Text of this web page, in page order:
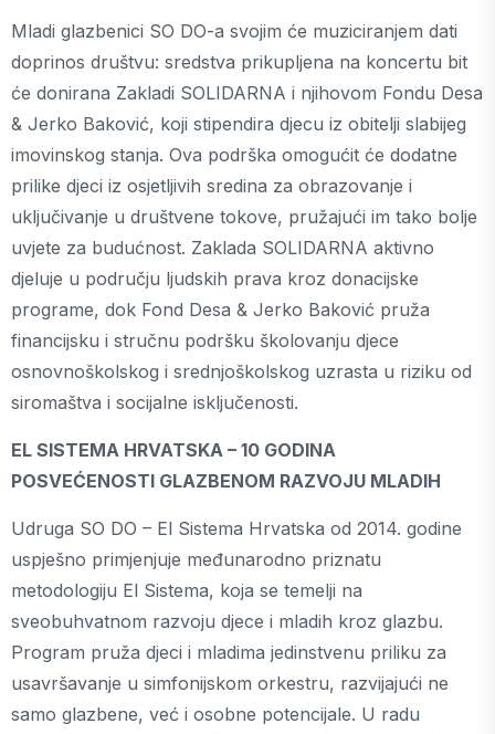
Mladi glazbenici SO DO-a svojim će muziciranjem dati
doprinos društvu: sredstva prikupljena na koncertu bit
će donirana Zakladi SOLIDARNA i njihovom Fondu Desa
& Jerko Baković, koji stipendira djecu iz obitelji slabijeg
imovinskog stanja. Ova podrška omogućit će dodatne
prilike djeci iz osjetljivih sredina za obrazovanje i
uključivanje u društvene tokove, pružajući im tako bolje
uvjete za budućnost. Zaklada SOLIDARNA aktivno
djeluje u području ljudskih prava kroz donacijske
programe, dok Fond Desa & Jerko Baković pruža
financijsku i stručnu podršku školovanju djece
osnovnoškolskog i srednjoškolskog uzrasta u riziku od
siromaštva i socijalne isključenosti.
EL SISTEMA HRVATSKA – 10 GODINA
POSVEĆENOSTI GLAZBENOM RAZVOJU MLADIH
Udruga SO DO – El Sistema Hrvatska od 2014. godine
uspješno primjenjuje međunarodno priznatu
metodologiju El Sistema, koja se temelji na
sveobuhvatnom razvoju djece i mladih kroz glazbu.
Program pruža djeci i mladima jedinstvenu priliku za
usavršavanje u simfonijskom orkestru, razvijajući ne
samo glazbene, već i osobne potencijale. U radu